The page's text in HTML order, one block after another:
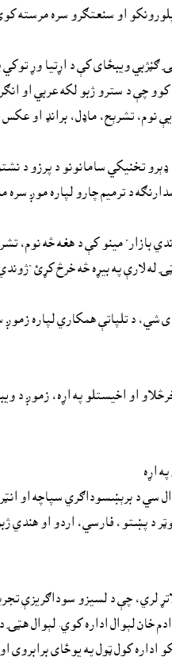
پلورونکو او سنعتګرو سره مرسته
ويبځاى کې د اړتيا وړ توکي
کوو چې د سترو ژبو لکه عربي او
يې نوم، تشرېح، ماډل، برانډ او
د ډېرو تخنيکي سامانونو د پرزو د
د ترميم چارو لپاره موږ
بازار" مينو کې د هغه څه
له لارې په بيړه څه خرڅ کړئ
د تلپاتې همکاري لپاره زموږ
او اخيستلو په اړه، زموږ د
اړه
سي د برېښسوداګري سپاچه او
کلونو کې کمپيوټر د پښتو، فارسي،
لري، چې د لسیزو سوداګريزې
ادم خان لېوال اداره کوي. لېوال
کول ټول په يوځاى برابروي